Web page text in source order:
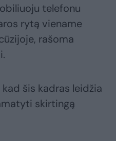
telefonu
rytą viename
rašoma
šis kadras leidžia
skirtingą